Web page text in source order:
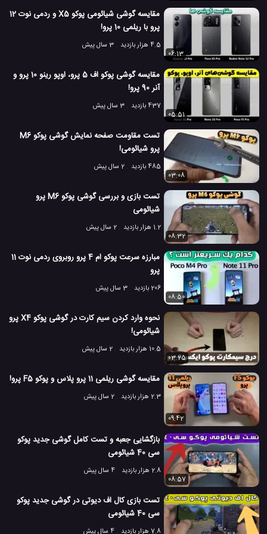
# تست سرعت تلفن همراه # ​​تست سرعت گوشی
تست سرعت گوشی همراه # ​​تست سرعت موبایل
# تست سرعت موبایل # تست سرعت هارد کامپیوتر
# جعبه گشایی می 11 لایت 5G شیائومی
# مشخصات می 11 لایت 5G شیائومی
# معرفی گوشی می 11 لایت 5G شیائومی
7.4 هزار بازدید
5 سال پیش بازی بررسی
مقایسه گوشی شیائومی پوکو X5 و ردمی نوت 12
پرو با ریلمی 10 پرو!
4.5 هزار بازدید
3 سال پیش
06:13
مقایسه گوشی پوکو اف 5 پرو، اوپو رینو 10 پرو و
آنر 90 پرو!
437 بازدید
3 سال پیش
05:51
تست مقاومت صفحه نمایش گوشی پوکو M6
پرو شیائومی!
485 بازدید
2 سال پیش
03:08
تست بازی و بررسی گوشی پوکو M6 پرو
شیائومی
1.2 هزار بازدید
2 سال پیش
08:32
مبارزه سرعت پوکو ام 4 پرو روبروی ردمی نوت 11
پرو
206 بازدید
3 سال پیش
08:50
نحوه وارد کردن سیم کارت در گوشی پوکو X4 پرو
شیائومی!
10.5 هزار بازدید
2 سال پیش
03:25
مقایسه گوشی ریلمی 11 پرو پلاس و پوکو F5 پرو!
2.3 هزار بازدید 2 سال پیش
09:42
بازگشایی جعبه و تست کامل گوشی جدید پوکو
سی 40 شیائومی
2.8 هزار بازدید
4 سال پیش
08:57
تست بازی کال اف دیوتی در گوشی جدید پوکو
سی 40 شیائومی
7.8 هزار بازدید 4 سال پیش